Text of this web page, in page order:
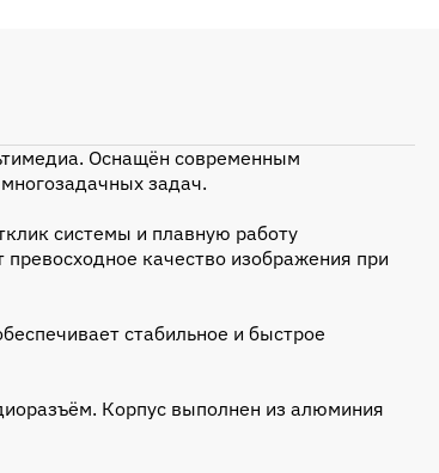
Оснащён современным
задач.
системы и плавную работу
качество изображения при
стабильное и быстрое
Корпус выполнен из алюминия